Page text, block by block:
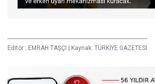
Editör : EMRAH TAŞÇI Kaynak: TÜRKİYE GAZETESİ